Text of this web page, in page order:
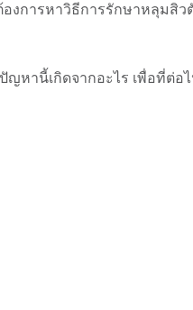
การหาวิธีการรักษาหลุมสิว
านี้เกิดจากอะไร เพื่อที่ต่อ